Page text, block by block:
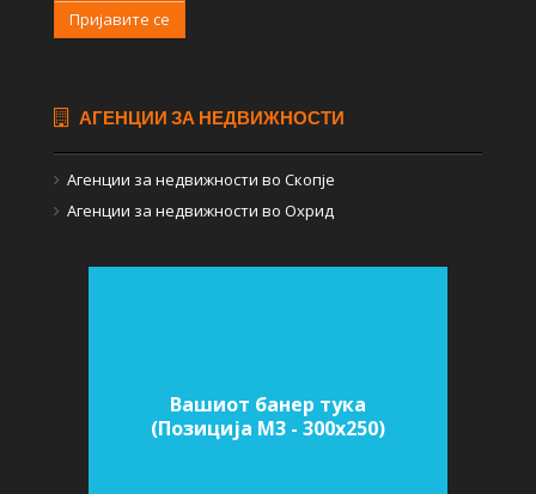
Пријавите се
АГЕНЦИИ ЗА НЕДВИЖНОСТИ
Агенции за недвижности во Скопје
Агенции за недвижности во Охрид
Вашиот банер тука
(Позиција M3 - 300х250)